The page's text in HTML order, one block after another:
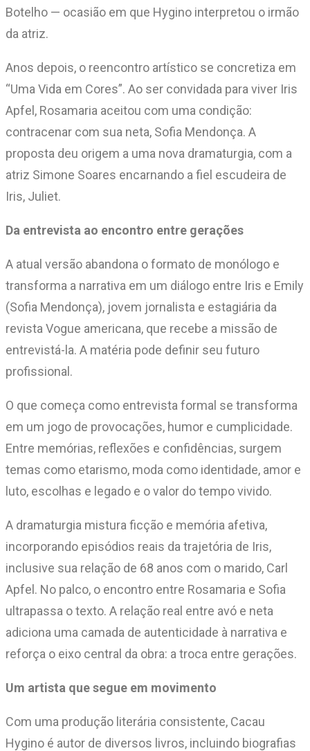
Botelho — ocasião em que Hygino interpretou o irmão
da atriz.
Anos depois, o reencontro artístico se concretiza em
“Uma Vida em Cores”. Ao ser convidada para viver Iris
Apfel, Rosamaria aceitou com uma condição:
contracenar com sua neta, Sofia Mendonça. A
proposta deu origem a uma nova dramaturgia, com a
atriz Simone Soares encarnando a fiel escudeira de
Iris, Juliet.
Da entrevista ao encontro entre gerações
A atual versão abandona o formato de monólogo e
transforma a narrativa em um diálogo entre Iris e Emily
(Sofia Mendonça), jovem jornalista e estagiária da
revista Vogue americana, que recebe a missão de
entrevistá-la. A matéria pode definir seu futuro
profissional.
O que começa como entrevista formal se transforma
em um jogo de provocações, humor e cumplicidade.
Entre memórias, reflexões e confidências, surgem
temas como etarismo, moda como identidade, amor e
luto, escolhas e legado e o valor do tempo vivido.
A dramaturgia mistura ficção e memória afetiva,
incorporando episódios reais da trajetória de Iris,
inclusive sua relação de 68 anos com o marido, Carl
Apfel. No palco, o encontro entre Rosamaria e Sofia
ultrapassa o texto. A relação real entre avó e neta
adiciona uma camada de autenticidade à narrativa e
reforça o eixo central da obra: a troca entre gerações.
Um artista que segue em movimento
Com uma produção literária consistente, Cacau
Hygino é autor de diversos livros, incluindo biografias